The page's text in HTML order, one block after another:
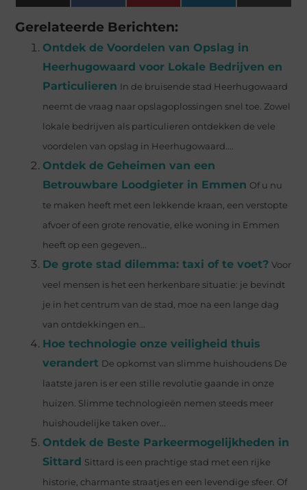
(Twitter)
Gerelateerde Berichten:
Ontdek de Voordelen van Opslag in
Heerhugowaard voor Lokale Bedrijven en
Particulieren In de bruisende stad Heerhugowaard
neemt de vraag naar opslagoplossingen snel toe. Zowel
lokale bedrijven als particulieren ontdekken de vele
voordelen van opslag in Heerhugowaard....
Ontdek de Geheimen van een
Betrouwbare Loodgieter in Emmen Of u nu
te maken heeft met een lekkende kraan, een verstopte
afvoer of een grote renovatie, elke woning in Emmen
heeft op een gegeven...
De grote stad dilemma: taxi of te voet? Voor
veel mensen is het een herkenbare situatie: je bevindt
je in het centrum van de stad, moe na een lange dag
van ontdekkingen en...
Hoe technologie onze veiligheid thuis
verandert De opkomst van slimme huishoudens De
laatste jaren is er een stille revolutie gaande in onze
huizen. Slimme technologieën nemen steeds meer
huishoudelijke taken over...
Ontdek de Beste Parkeermogelijkheden in
Sittard Sittard is een prachtige stad met een rijke
historie, charmante straatjes en een levendige sfeer. Of